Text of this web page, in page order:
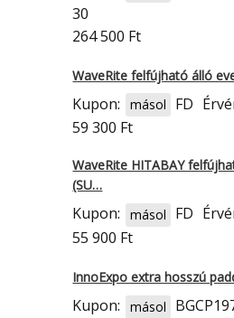
30
264 500 Ft
WaveRite felfújható álló
Kupon: másol FD
59 300 Ft
WaveRite HITABAY
(SU…
Kupon: másol FD
55 900 Ft
InnoExpo extra hosszú
Kupon: másol